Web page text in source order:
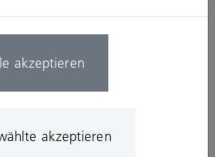
akzeptieren
akzeptieren